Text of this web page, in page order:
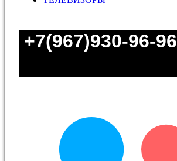
+7(967)930-96-96